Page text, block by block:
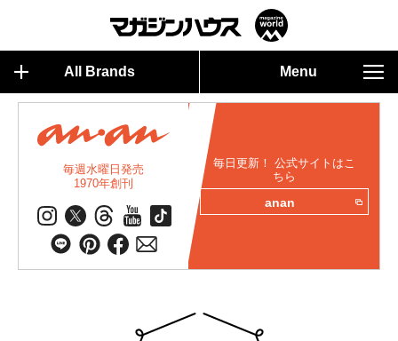
All Brands Menu
毎週水曜日発売
1970年創刊
毎日更新！ 公式サイトはこ
ちら
anan